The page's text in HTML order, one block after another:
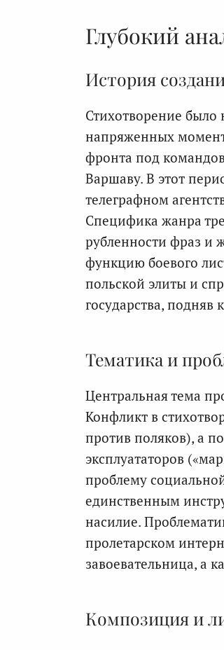
Глубокий
История
Стихотворение было
напряженных
фронта под
Варшаву. В этот
телеграфном
Специфика жанра
рубленности фраз и
функцию боевого
польской элиты и
государства, подняв
Тематика и
Центральная тема
Конфликт в
против поляков), а
эксплуататоров
проблему
единственным
насилие.
пролетарском
завоевательница, а
Композиция и